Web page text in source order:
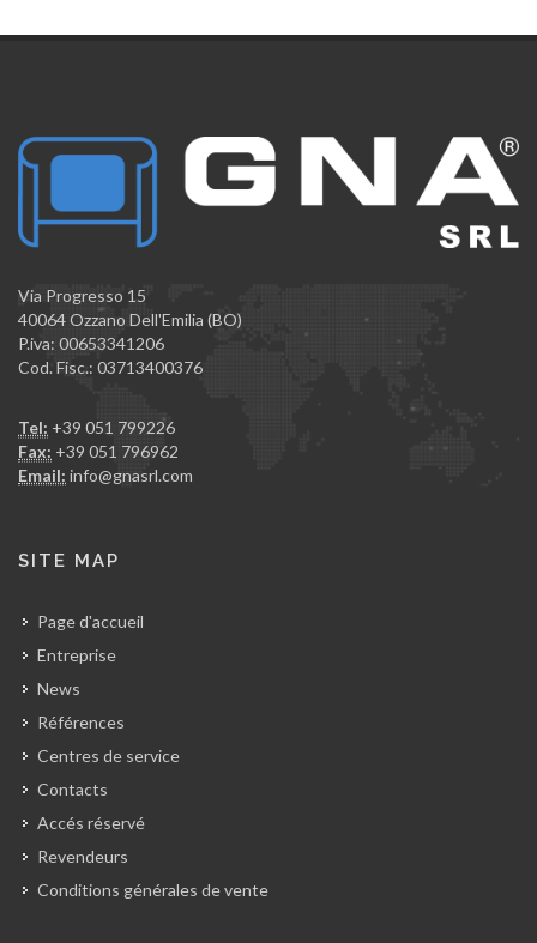
Via Progresso 15
40064 Ozzano Dell'Emilia (BO)
P.iva: 00653341206
Cod. Fisc.: 03713400376
Tel: +39 051 799226
Fax: +39 051 796962
Email: info@gnasrl.com
SITE MAP
Page d'accueil
Entreprise
News
Références
Centres de service
Contacts
Accés réservé
Revendeurs
Conditions générales de vente